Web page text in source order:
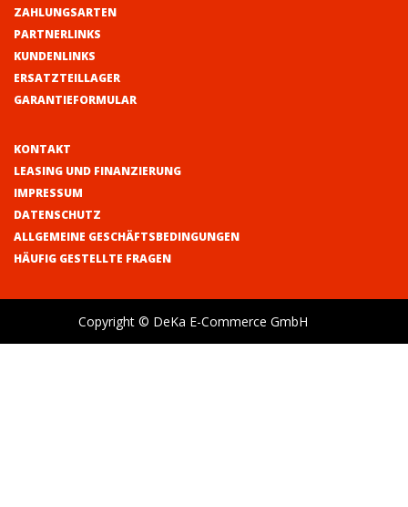
ZAHLUNGSARTEN
PARTNERLINKS
KUNDENLINKS
ERSATZTEILLAGER
GARANTIEFORMULAR
KONTAKT
LEASING UND FINANZIERUNG
IMPRESSUM
DATENSCHUTZ
ALLGEMEINE GESCHÄFTSBEDINGUNGEN
HÄUFIG GESTELLTE FRAGEN
Copyright © DeKa E-Commerce GmbH